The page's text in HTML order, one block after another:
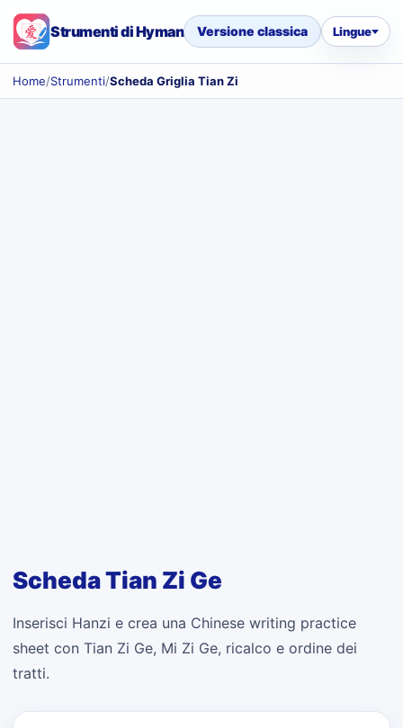
Strumenti di Hyman Versione classica Lingue
Home/Strumenti/Scheda Griglia Tian Zi
Scheda Tian Zi Ge
Inserisci Hanzi e crea una Chinese writing practice
sheet con Tian Zi Ge, Mi Zi Ge, ricalco e ordine dei
tratti.